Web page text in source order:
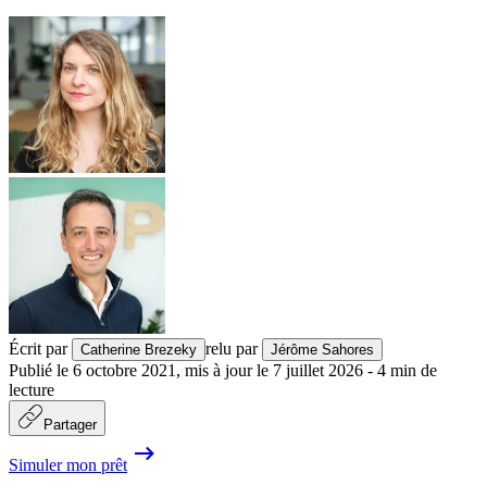
Écrit par Catherine Brezeky relu par Jérôme Sahores
Publié le 6 octobre 2021 , mis à jour le 7 juillet 2026 - 4 min de
lecture
Partager
Simuler mon prêt